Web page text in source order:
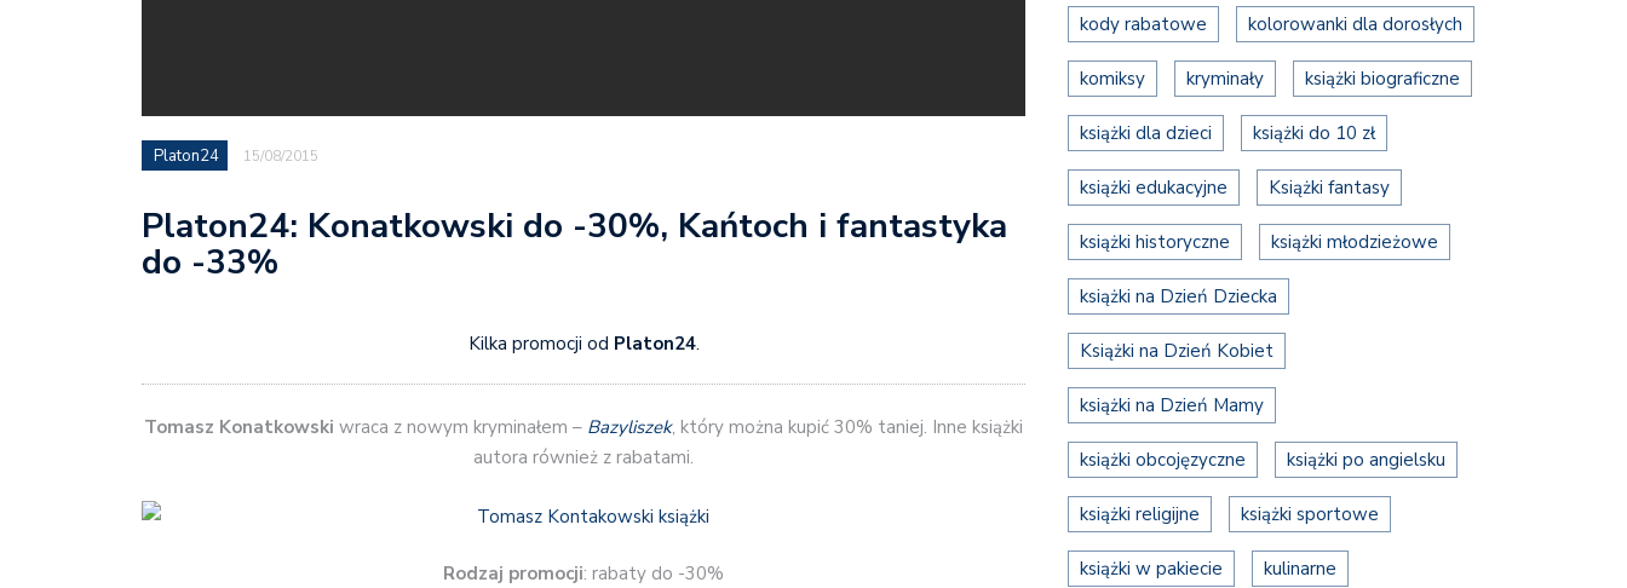
Platon24 15/08/2015
Platon24: Konatkowski do -30%, Kańtoch i fantastyka
do -33%
Kilka promocji od Platon24.
Tomasz Konatkowski wraca z nowym kryminałem – Bazyliszek, który można kupić 30% taniej. Inne książki
autora również z rabatami.
Rodzaj promocji: rabaty do -30%
kody rabatowe kolorowanki dla dorosłych
komiksy kryminały książki biograficzne
książki dla dzieci książki do 10 zł
książki edukacyjne Książki fantasy
książki historyczne książki młodzieżowe
książki na Dzień Dziecka
Książki na Dzień Kobiet
książki na Dzień Mamy
książki obcojęzyczne książki po angielsku
książki religijne książki sportowe
książki w pakiecie kulinarne